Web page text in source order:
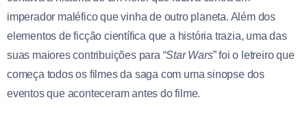
imperador maléfico que vinha de outro planeta. Além dos
elementos de ficção científica que a história trazia, uma das
suas maiores contribuições para “Star Wars” foi o letreiro que
começa todos os filmes da saga com uma sinopse dos
eventos que aconteceram antes do filme.